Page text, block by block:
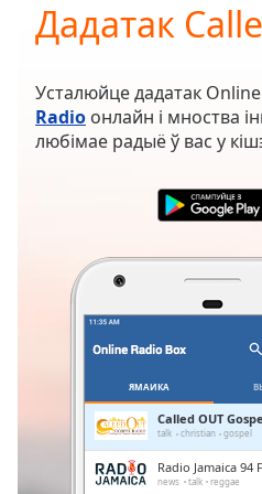
Current
Time0:00
Duration
Loaded:
0.00%
Remaining
Дадатак
Усталюйце дадатак
Radio онлайн і мноства
любімае радыё ў вас у
ЯМАЙКА
Called OUT
talk christian gospel
Radio Jamaica 94
news talk reggae